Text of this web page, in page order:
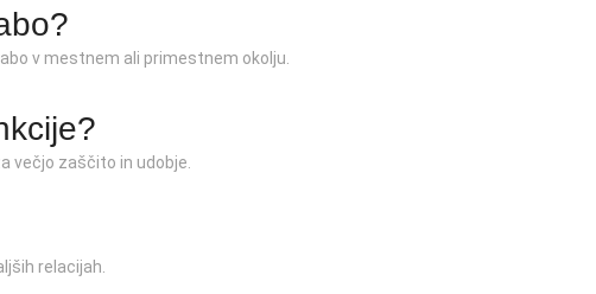
v mestnem ali primestnem okolju.
večjo zaščito in udobje.
relacijah.